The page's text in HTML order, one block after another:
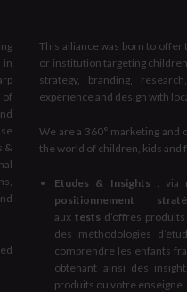
in
&
This alliance was born to offer
or institution targeting
strategy, branding,
experience and design with
We are a 360° marketing and
the world of children, kids and
Etudes & Insights : via
positionnement
auxtests d’offres
des méthodologies
comprendre les enfants
obtenant ainsi des
produits ou votre enseigne.